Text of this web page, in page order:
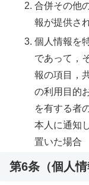
合併その他
報が提供さ
個人情報を
であって，
報の項目，
の利用目的
を有する者
本人に通知
置いた場合
第6条（個人情